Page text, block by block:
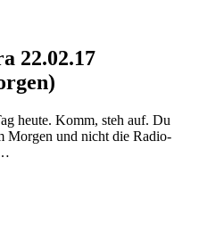
22.02.17
heute. Komm, steh auf. Du
Morgen und nicht die Radio-